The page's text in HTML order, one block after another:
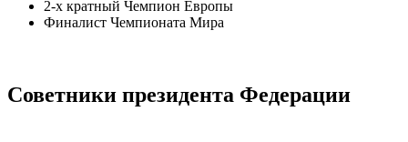
2-х кратный Чемпион Европы
Финалист Чемпионата Мира
Советники президента Федерации